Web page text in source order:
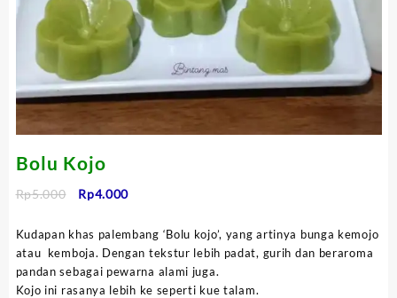
Bolu Kojo
Rp5.000
Harga
adalah:
Rp5.000.
Rp4.000Harga
ini
adalah:
Rp4.000.
Kudapan khas palembang ‘Bolu kojo’, yang artinya bunga kemojo
atau kemboja. Dengan tekstur lebih padat, gurih dan beraroma
pandan sebagai pewarna alami juga.
Kojo ini rasanya lebih ke seperti kue talam.